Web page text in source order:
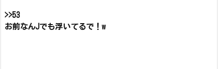
>>53
お前なんJでも浮いてるで！w